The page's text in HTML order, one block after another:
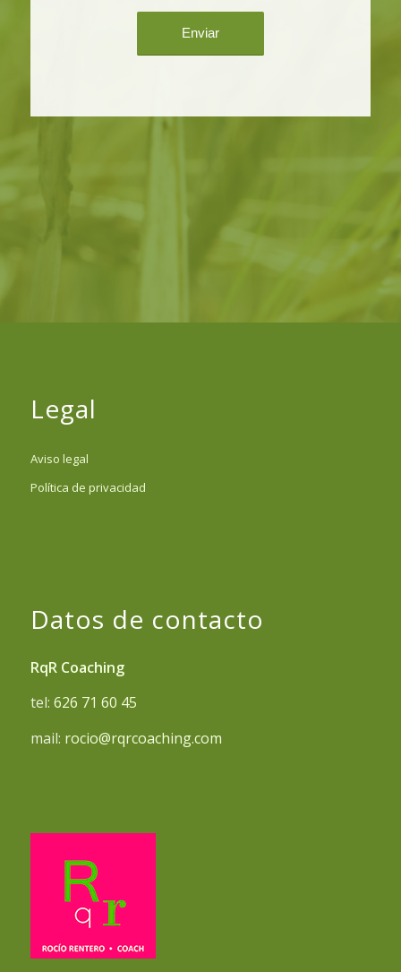
Legal
Aviso legal
Política de privacidad
Datos de contacto
RqR Coaching
tel: 626 71 60 45
mail: rocio@rqrcoaching.com